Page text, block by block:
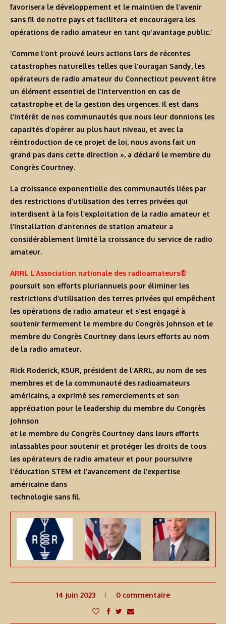
favorisera le développement et le maintien de l’avenir
sans fil de notre pays et facilitera et encouragera les
opérations de radio amateur en tant qu’avantage public.’
‘Comme l’ont prouvé leurs actions lors de récentes
catastrophes naturelles telles que l’ouragan Sandy, les
opérateurs de radio amateur du Connecticut peuvent être
un élément essentiel de l’intervention en cas de
catastrophe et de la gestion des urgences. Il est dans
l’intérêt de nos communautés que nous leur donnions les
capacités d’opérer au plus haut niveau, et avec la
réintroduction de ce projet de loi, nous avons fait un
grand pas dans cette direction », a déclaré le membre du
Congrès Courtney.
La croissance exponentielle des communautés liées par
des restrictions d’utilisation des terres privées qui
interdisent à la fois l’exploitation de la radio amateur et
l’installation d’antennes de station amateur a
considérablement limité la croissance du service de radio
amateur.
ARRL L’Association nationale des radioamateurs®
poursuit son efforts pluriannuels pour éliminer les
restrictions d’utilisation des terres privées qui empêchent
les opérations de radio amateur et s’est engagé à
soutenir fermement le membre du Congrès Johnson et le
membre du Congrès Courtney dans leurs efforts au nom
de la radio amateur.
Rick Roderick, K5UR, président de l’ARRL, au nom de ses
membres et de la communauté des radioamateurs
américains, a exprimé ses remerciements et son
appréciation pour le leadership du membre du Congrès
Johnson
et le membre du Congrès Courtney dans leurs efforts
inlassables pour soutenir et protéger les droits de tous
les opérateurs de radio amateur et pour poursuivre
l’éducation STEM et l’avancement de l’expertise
américaine dans
technologie sans fil.
14 juin 2023 0 commentaire